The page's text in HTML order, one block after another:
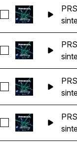
Seleccionar
Seleccionar
Seleccionar
Seleccionar